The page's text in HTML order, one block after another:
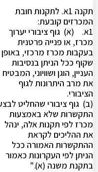
תקנה 1א. לתקנות חובת
המכרזים קובעת:
1א. (א) גוף ציבורי יערוך
מכרז, או פנייה פרטנית
בעקבות מכרז מרכזי, באופן
שקוף ככל הניתן בנסיבות
העניין, הוגן ושוויוני, המבטיח
את מרב היתרונות לגוף
הציבורי.
(ב) גוף ציבורי שהחליט לבצע
התקשרות שלא באמצעות
מכרז לפי תקנות אלה, ינהל
את ההליכים לקראת
ההתקשרות האמורה ככל
הניתן לפי העקרונות כאמור
בתקנת משנה (א)."